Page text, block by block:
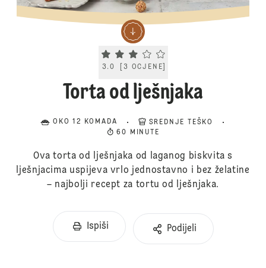
Current rating 3.0. Click to rate.
3.0 3 OCJENE
Torta od lješnjaka
OKO 12 KOMADA
SREDNJE TEŠKO
60 MINUTE
Ova torta od lješnjaka od laganog biskvita s
lješnjacima uspijeva vrlo jednostavno i bez želatine
– najbolji recept za tortu od lješnjaka.
Ispiši Podijeli